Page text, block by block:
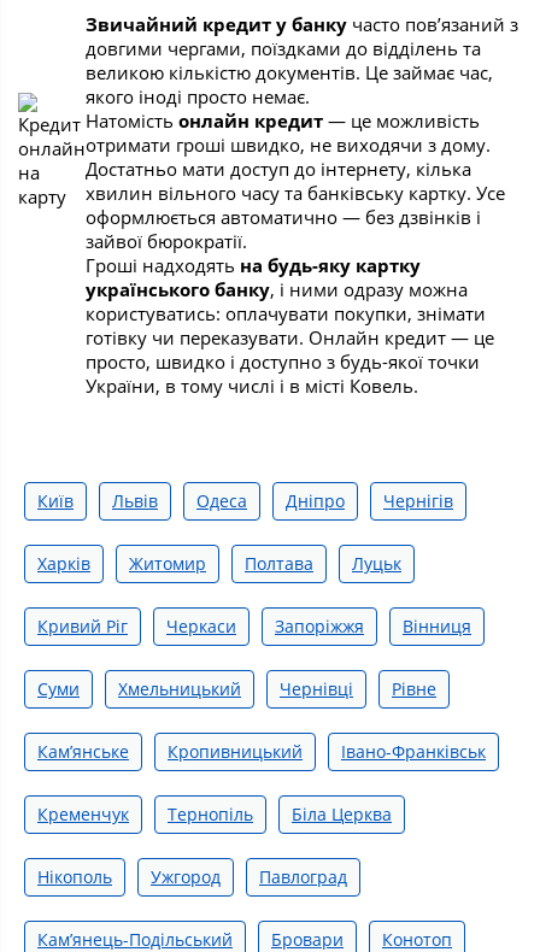
Звичайний кредит у банку часто пов’язаний з
довгими чергами, поїздками до відділень та
великою кількістю документів. Це займає час,
якого іноді просто немає.
Натомість онлайн кредит — це можливість
отримати гроші швидко, не виходячи з дому.
Достатньо мати доступ до інтернету, кілька
хвилин вільного часу та банківську картку. Усе
оформлюється автоматично — без дзвінків і
зайвої бюрократії.
Гроші надходять на будь-яку картку
українського банку, і ними одразу можна
користуватись: оплачувати покупки, знімати
готівку чи переказувати. Онлайн кредит — це
просто, швидко і доступно з будь-якої точки
України, в тому числі і в місті Ковель.
Київ Львів Одеса Дніпро Чернігів
Харків Житомир Полтава Луцьк
Кривий Ріг Черкаси Запоріжжя Вінниця
Суми Хмельницький Чернівці Рівне
Камʼянське Кропивницький Івано-Франківськ
Кременчук Тернопіль Біла Церква
Нікополь Ужгород Павлоград
Кам’янець-Подільський Бровари Конотоп